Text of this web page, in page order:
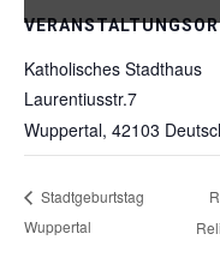
Katholisches Stadthaus
Laurentiusstr.7
Wuppertal, 42103
anzeigen
Stadtgeburtstag
Wuppertal